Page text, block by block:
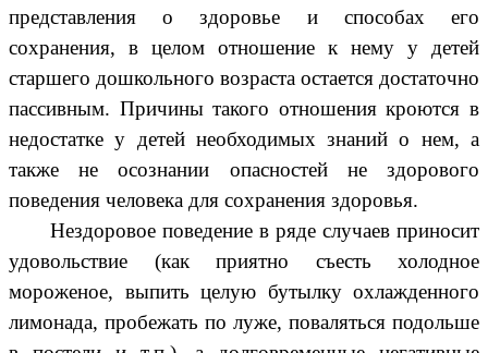
представления о здоровье и способах его
сохранения, в целом отношение к нему у детей
старшего дошкольного возраста остается достаточно
пассивным. Причины такого отношения кроются в
недостатке у детей необходимых знаний о нем, а
также не осознании опасностей не здорового
поведения человека для сохранения здоровья.
Нездоровое поведение в ряде случаев приносит
удовольствие (как приятно съесть холодное
мороженое, выпить целую бутылку охлажденного
лимонада, пробежать по луже, поваляться подольше